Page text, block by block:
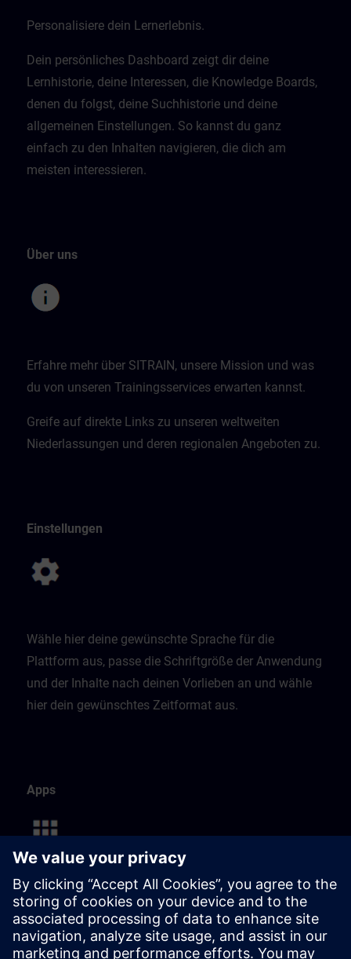
Personalisiere dein Lernerlebnis.
Dein persönliches Dashboard zeigt dir deine
Lernhistorie, deine Interessen, die Knowledge Boards,
denen du folgst, deine Suchhistorie und deine
allgemeinen Einstellungen. So kannst du ganz
einfach zu den Inhalten navigieren, die dich am
meisten interessieren.
Über uns
Erfahre mehr über SITRAIN, unsere Mission und was
du von unseren Trainingsservices erwarten kannst.
Greife auf direkte Links zu unseren weltweiten
Niederlassungen und deren regionalen Angeboten zu.
Einstellungen
Wähle hier deine gewünschte Sprache für die
Plattform aus, passe die Schriftgröße der Anwendung
und der Inhalte nach deinen Vorlieben an und wähle
hier dein gewünschtes Zeitformat aus.
Apps
Diese Seite listet alle verfügbaren Apps auf.
Du kannst deine persönliche Navigation ganz einfach